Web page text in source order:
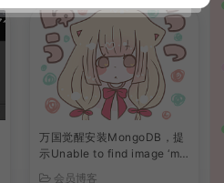
万国觉醒安装MongoDB，提
示Unable to find image ‘mo
ngo:3.6’、docker拉取镜像失
会员博客